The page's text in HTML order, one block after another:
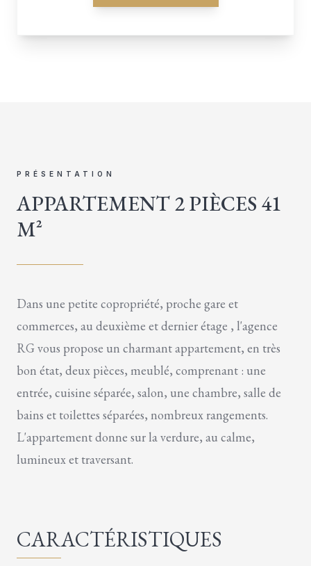
PRÉSENTATION
APPARTEMENT 2 PIÈCES 41
M²
Dans une petite copropriété, proche gare et
commerces, au deuxième et dernier étage , l'agence
RG vous propose un charmant appartement, en très
bon état, deux pièces, meublé, comprenant : une
entrée, cuisine séparée, salon, une chambre, salle de
bains et toilettes séparées, nombreux rangements.
L'appartement donne sur la verdure, au calme,
lumineux et traversant.
CARACTÉRISTIQUES